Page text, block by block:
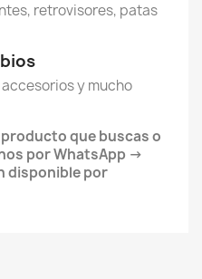
retrovisores, patas
y mucho
que buscas o
por WhatsApp →
disponible por